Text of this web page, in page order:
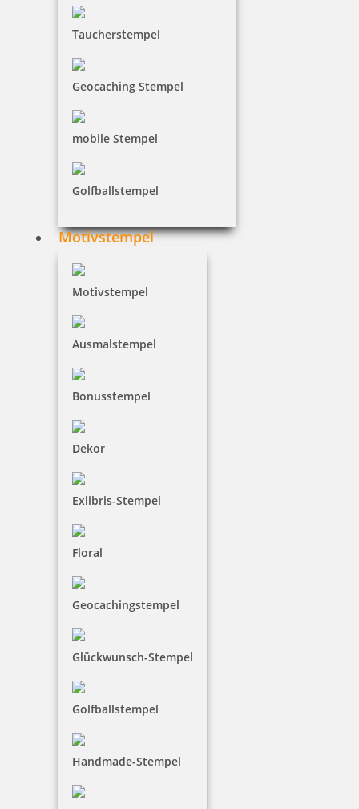
Taucherstempel
Geocaching Stempel
mobile Stempel
Golfballstempel
Motivstempel
Motivstempel
Ausmalstempel
Bonusstempel
Dekor
Exlibris-Stempel
Floral
Geocachingstempel
Glückwunsch-Stempel
Golfballstempel
Handmade-Stempel
111,80 €
Stempelkugelschreiber Heri Stamp & Touch Pen 3309 Kiwi mit
130,46 €
Jetzt gestalten